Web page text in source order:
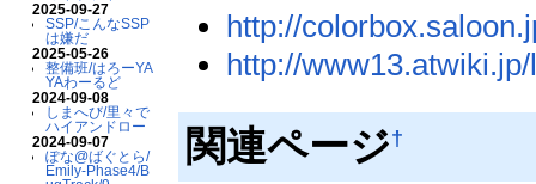
2025-09-27
SSP/こんなSSP
は嫌だ
2025-05-26
整備班/はろーYA
YAわーるど
2024-09-08
しまへび/里々で
ハイアンドロー
2024-09-07
ぽな@ばぐとら/
Emily-Phase4/B
http://
http://
関連ページ†